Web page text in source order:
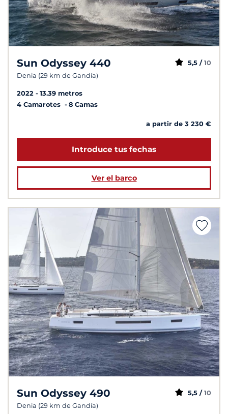
Sun Odyssey 440
Denia (29 km de Gandía)
5,5 / 10
2022
13.39 metros
4 Camarotes
8 Camas
a partir de 3 230 €
Introduce tus fechas
Ver el barco
Sun Odyssey 490
Denia (29 km de Gandía)
5,5 / 10